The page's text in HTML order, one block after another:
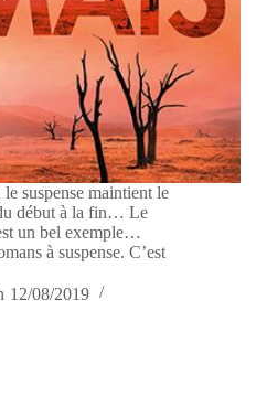
suspense maintient le
début à la fin… Le
un bel exemple…
à suspense. C’est
12/08/2019